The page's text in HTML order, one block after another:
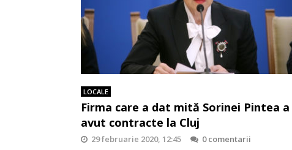
LOCALE
Firma care a dat mită Sorinei Pintea a
avut contracte la Cluj
29 februarie 2020, 12:45
0 comentarii